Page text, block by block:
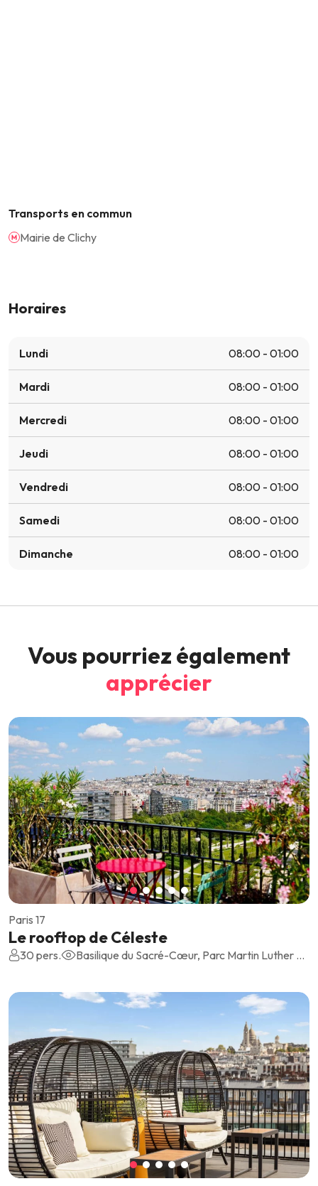
Transports en commun
Mairie de Clichy
Horaires
Lundi 08:00 - 01:00
Mardi 08:00 - 01:00
Mercredi 08:00 - 01:00
Jeudi 08:00 - 01:00
Vendredi 08:00 - 01:00
Samedi 08:00 - 01:00
Dimanche 08:00 - 01:00
Vous pourriez également
apprécier
Paris 17
Le rooftop de Céleste
30 pers. Basilique du Sacré-Cœur, Parc Martin Luther King